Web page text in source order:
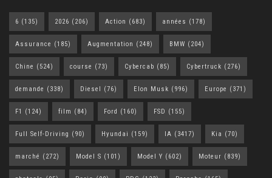
6 (135) 2026 (206) Action (683) années (178)
Assurance (185) Augmentation (248) BMW (204)
Chine (524) course (73) Cybercab (85) Cybertruck (276)
demande (338) Diesel (76) Elon Musk (996) Europe (371)
F1 (124) film (84) Ford (160) FSD (155)
Full Self-Driving (90) Hyundai (159) IA (3417) Kia (70)
marché (272) Model S (101) Model Y (602) Moteur (839)